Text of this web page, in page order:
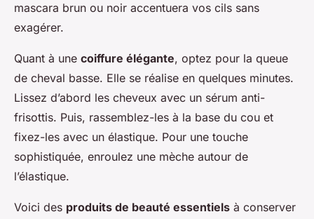
mascara brun ou noir accentuera vos cils sans
exagérer.
Quant à une coiffure élégante, optez pour la queue
de cheval basse. Elle se réalise en quelques minutes.
Lissez d’abord les cheveux avec un sérum anti-
frisottis. Puis, rassemblez-les à la base du cou et
fixez-les avec un élastique. Pour une touche
sophistiquée, enroulez une mèche autour de
l’élastique.
Voici des produits de beauté essentiels à conserver